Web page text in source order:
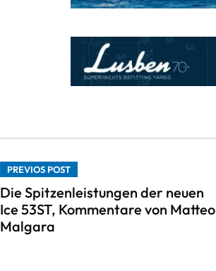
PREVIOS POST
Die Spitzenleistungen der neuen
Ice 53ST, Kommentare von Matteo
Malgara